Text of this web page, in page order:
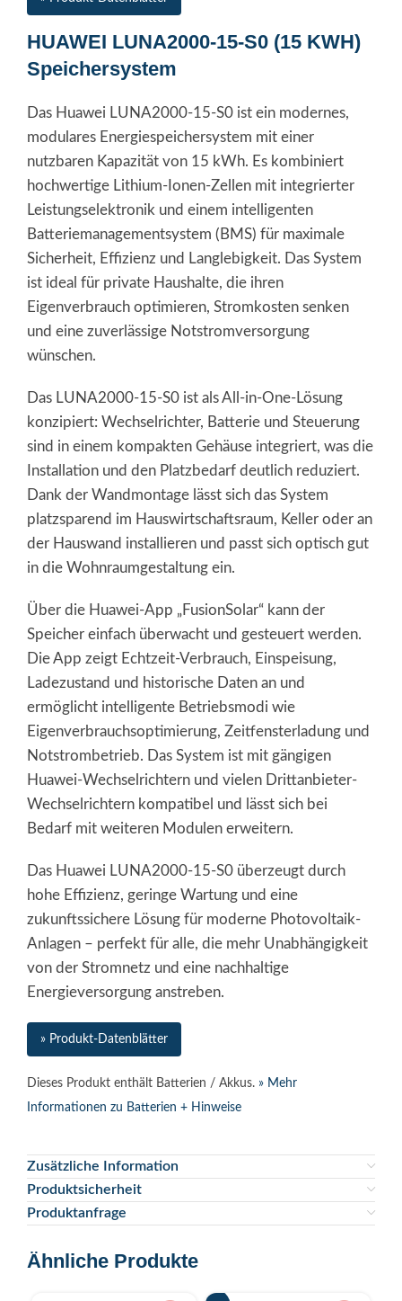
HUAWEI LUNA2000-15-S0 (15 KWH)
Speichersystem
Das Huawei LUNA2000-15-S0 ist ein modernes,
modulares Energiespeichersystem mit einer
nutzbaren Kapazität von 15 kWh. Es kombiniert
hochwertige Lithium-Ionen-Zellen mit integrierter
Leistungselektronik und einem intelligenten
Batteriemanagementsystem (BMS) für maximale
Sicherheit, Effizienz und Langlebigkeit. Das System
ist ideal für private Haushalte, die ihren
Eigenverbrauch optimieren, Stromkosten senken
und eine zuverlässige Notstromversorgung
wünschen.
Das LUNA2000-15-S0 ist als All-in-One-Lösung
konzipiert: Wechselrichter, Batterie und Steuerung
sind in einem kompakten Gehäuse integriert, was die
Installation und den Platzbedarf deutlich reduziert.
Dank der Wandmontage lässt sich das System
platzsparend im Hauswirtschaftsraum, Keller oder an
der Hauswand installieren und passt sich optisch gut
in die Wohnraumgestaltung ein.
Über die Huawei-App „FusionSolar“ kann der
Speicher einfach überwacht und gesteuert werden.
Die App zeigt Echtzeit-Verbrauch, Einspeisung,
Ladezustand und historische Daten an und
ermöglicht intelligente Betriebsmodi wie
Eigenverbrauchsoptimierung, Zeitfensterladung und
Notstrombetrieb. Das System ist mit gängigen
Huawei-Wechselrichtern und vielen Drittanbieter-
Wechselrichtern kompatibel und lässt sich bei
Bedarf mit weiteren Modulen erweitern.
Das Huawei LUNA2000-15-S0 überzeugt durch
hohe Effizienz, geringe Wartung und eine
zukunftssichere Lösung für moderne Photovoltaik-
Anlagen – perfekt für alle, die mehr Unabhängigkeit
von der Stromnetz und eine nachhaltige
Energieversorgung anstreben.
» Produkt-Datenblätter
Dieses Produkt enthält Batterien / Akkus. » Mehr
Informationen zu Batterien + Hinweise
Zusätzliche Information
Produktsicherheit
Produktanfrage
Ähnliche Produkte